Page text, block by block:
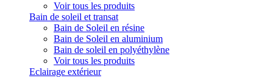
Voir tous les produits
Bain de soleil et transat
Bain de Soleil en résine
Bain de Soleil en aluminium
Bain de soleil en polyéthylène
Voir tous les produits
Eclairage extérieur